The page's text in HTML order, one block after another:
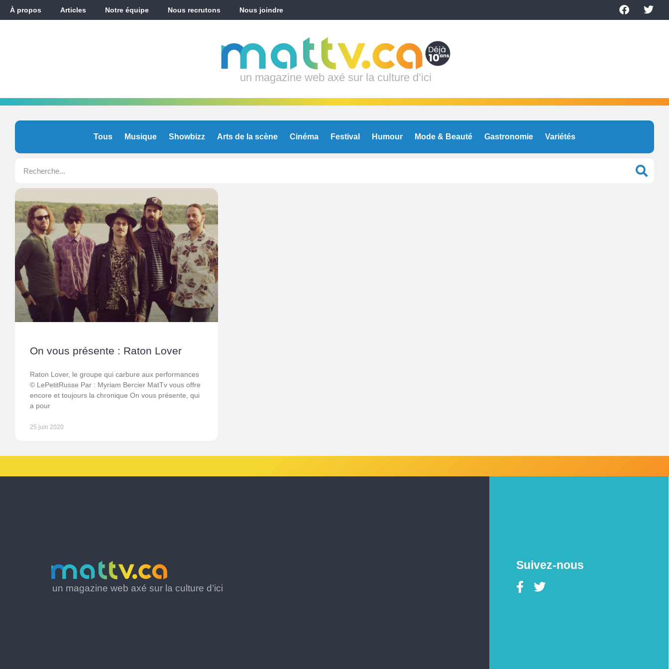
À propos Articles Notre équipe Nous recrutons Nous joindre
un magazine web axé sur la culture d’ici
Tous Musique Showbizz Arts de la scène Cinéma Festival Humour Mode & Beauté Gastronomie Variétés
On vous présente : Raton Lover
Raton Lover, le groupe qui carbure aux performances
© LePetitRusse Par : Myriam Bercier MatTv vous offre
encore et toujours la chronique On vous présente, qui
a pour
25 juin 2020
un magazine web axé sur la culture d’ici
Suivez-nous